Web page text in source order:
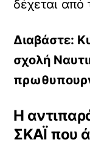
δέχεται από
Διαβάστε:
σχολή
Η
ΣΚΑΪ που